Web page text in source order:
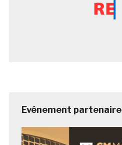
Evénement partenaire